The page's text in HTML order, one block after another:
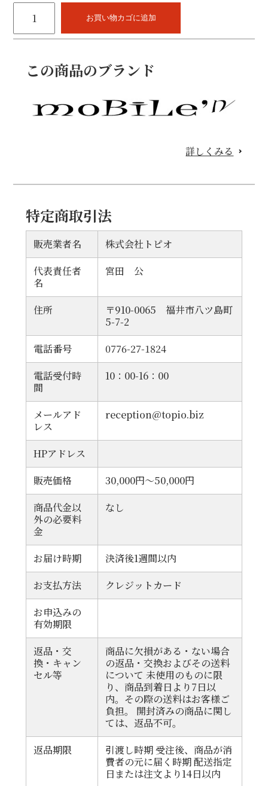
moBiLe'n
627
個
お買い物カゴに追加
この商品のブランド
詳しくみる
特定商取引法
販売業者名
株式会社トピオ
代表責任者
名
宮田 公
住所
〒910-0065 福井市八ツ島町
5-7-2
電話番号
0776-27-1824
電話受付時
間
10：00-16：00
メールアド
レス
reception@topio.biz
HPアドレス
販売価格
30,000円～50,000円
商品代金以
外の必要料
金
なし
お届け時期
決済後1週間以内
お支払方法
クレジットカード
お申込みの
有効期限
返品・交
換・キャン
セル等
商品に欠損がある・ない場合
の返品・交換およびその送料
について 未使用のものに限
り、商品到着日より7日以
内。その際の送料はお客様ご
負担。 開封済みの商品に関し
ては、返品不可。
返品期限
引渡し時期 受注後、商品が消
費者の元に届く時期 配送指定
日または注文より14日以内